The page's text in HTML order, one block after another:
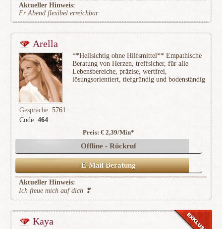
Aktueller Hinweis:
Fr Abend flexibel erreichbar
Arella
Code: 464
**Hellsichtig ohne Hilfsmittel** Empathische
Beratung von Herzen, treffsicher, für alle
Lebensbereiche, präzise, wertfrei,
lösungsorientiert, tiefgründig und bodenständig
Gespräche: 5761
(666)
Preis: € 2,39/Min*
Offline - Rückruf
E-Mail Beratung
Aktueller Hinweis:
Ich freue mich auf dich ❣
Kaya